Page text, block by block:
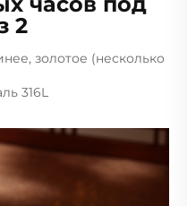
2
золотое (несколько
316L